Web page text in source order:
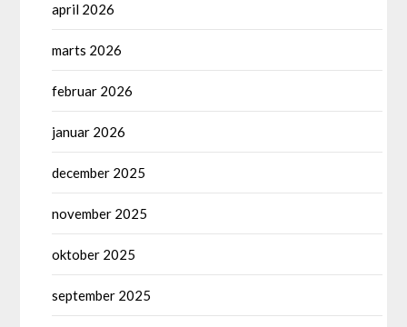
april 2026
marts 2026
februar 2026
januar 2026
december 2025
november 2025
oktober 2025
september 2025